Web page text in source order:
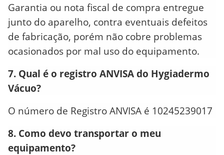
Garantia ou nota fiscal de compra entregue
junto do aparelho, contra eventuais defeitos
de fabricação, porém não cobre problemas
ocasionados por mal uso do equipamento.
7. Qual é o registro ANVISA do Hygiadermo
Vácuo?
O número de Registro ANVISA é 10245239017
8. Como devo transportar o meu
equipamento?